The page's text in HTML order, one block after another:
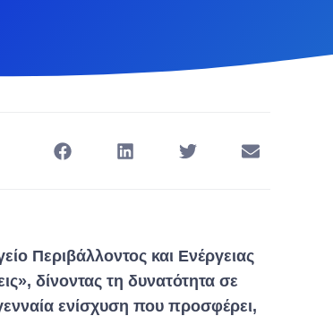
Περιβάλλοντος και Ενέργειας
δίνοντας τη δυνατότητα σε
ενίσχυση που προσφέρει,